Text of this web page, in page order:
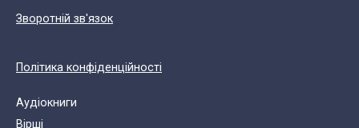
Зворотній зв'язок
Політика конфіденційності
Аудіокниги
Вірші